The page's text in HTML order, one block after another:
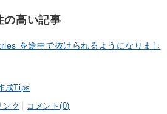
の高い記事
を途中で抜けられるようになりまし
成Tips
ンク コメント(0)